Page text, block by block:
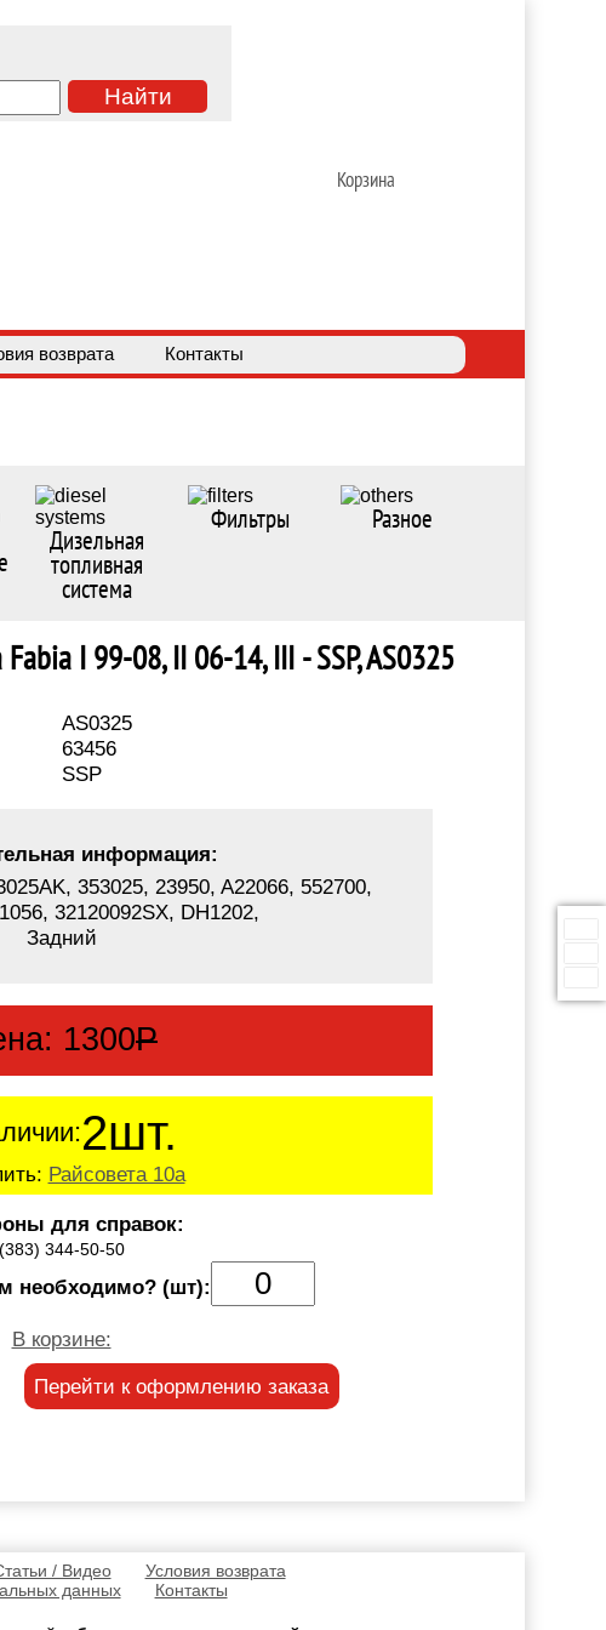
Корзина
возврата Контакты
Дизельная
топливная
система
Фильтры Разное
I 99-08, II 06-14, III - SSP, AS0325
AS0325
63456
SSP
информация:
353025, 23950, A22066, 552700,
32120092SX, DH1202,
Задний
1300Р
2шт.
Райсовета 10а
для справок:
(383) 344-50-50
необходимо? (шт):
В корзине:
Перейти к оформлению заказа
/ Видео
Условия возврата
данных Контакты